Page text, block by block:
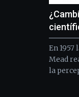
En
Mead
la